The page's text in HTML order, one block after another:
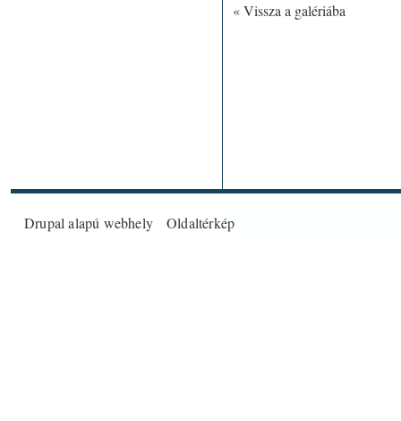
« Vissza a galériába
Drupal alapú webhely Oldaltérkép